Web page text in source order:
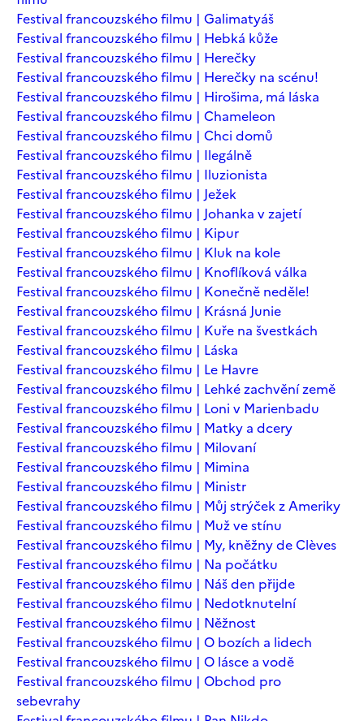
Festival francouzského filmu | Galimatyáš
Festival francouzského filmu | Hebká kůže
Festival francouzského filmu | Herečky
Festival francouzského filmu | Herečky na scénu!
Festival francouzského filmu | Hirošima, má láska
Festival francouzského filmu | Chameleon
Festival francouzského filmu | Chci domů
Festival francouzského filmu | Ilegálně
Festival francouzského filmu | Iluzionista
Festival francouzského filmu | Ježek
Festival francouzského filmu | Johanka v zajetí
Festival francouzského filmu | Kipur
Festival francouzského filmu | Kluk na kole
Festival francouzského filmu | Knoflíková válka
Festival francouzského filmu | Konečně neděle!
Festival francouzského filmu | Krásná Junie
Festival francouzského filmu | Kuře na švestkách
Festival francouzského filmu | Láska
Festival francouzského filmu | Le Havre
Festival francouzského filmu | Lehké zachvění země
Festival francouzského filmu | Loni v Marienbadu
Festival francouzského filmu | Matky a dcery
Festival francouzského filmu | Milovaní
Festival francouzského filmu | Mimina
Festival francouzského filmu | Ministr
Festival francouzského filmu | Můj strýček z Ameriky
Festival francouzského filmu | Muž ve stínu
Festival francouzského filmu | My, kněžny de Clèves
Festival francouzského filmu | Na počátku
Festival francouzského filmu | Náš den přijde
Festival francouzského filmu | Nedotknutelní
Festival francouzského filmu | Něžnost
Festival francouzského filmu | O bozích a lidech
Festival francouzského filmu | O lásce a vodě
Festival francouzského filmu | Obchod pro
sebevrahy